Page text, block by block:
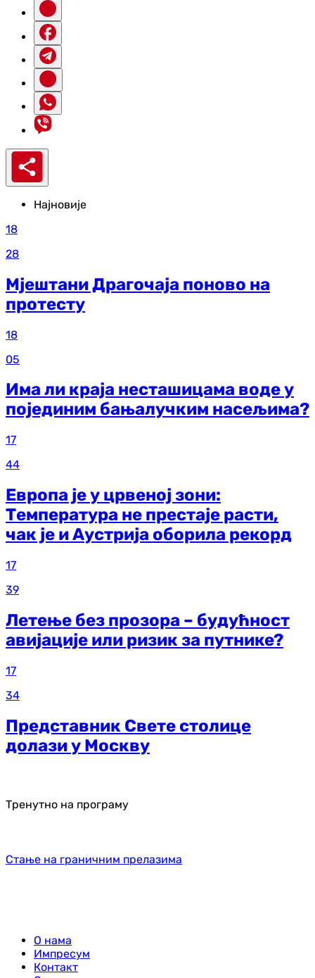
Најновије
18
28
Мјештани Драгочаја поново на
протесту
18
05
Има ли краја несташицама воде у
појединим бањалучким насељима?
17
44
Европа је у црвеној зони:
Температура не престаје расти,
чак је и Аустрија оборила рекорд
17
39
Летење без прозора – будућност
авијације или ризик за путнике?
17
34
Представник Свете столице
долази у Москву
Тренутно на програму
Стање на граничним прелазима
О нама
Импресум
Контакт